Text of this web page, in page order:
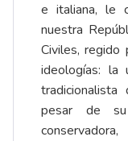
e italiana, le
nuestra
Civiles,
ideologías: la
pesar de